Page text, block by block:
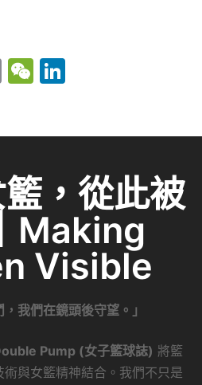
E
W
at
dI
n
，從此被
Making
Visible
，我們在鏡頭後守望。」
Pump (女子籃球誌) 將籃
與女籃精神結合。我們不只是